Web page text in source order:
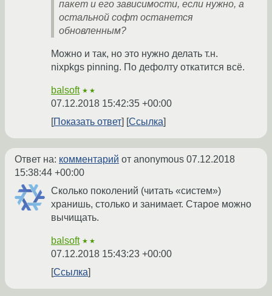
пакет и его зависимости, если нужно, а
остальной софт останется
обновленным?
Можно и так, но это нужно делать т.н.
nixpkgs pinning. По дефолту откатится всё.
balsoft ★★
07.12.2018 15:42:35 +00:00
Показать ответ
Ссылка
Ответ на: комментарий от anonymous 07.12.2018
15:38:44 +00:00
Сколько поколений (читать «систем»)
хранишь, столько и занимает. Старое можно
вычищать.
balsoft ★★
07.12.2018 15:43:23 +00:00
Ссылка